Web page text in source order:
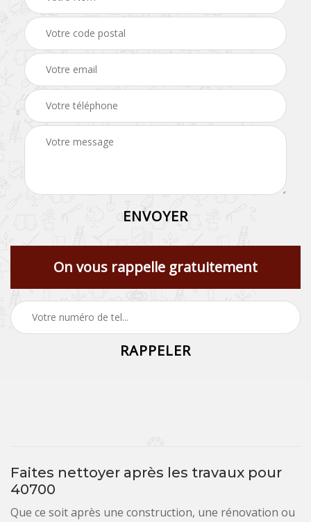
On vous rappelle gratuitement
Faites nettoyer après les travaux pour
40700
Que ce soit après une construction, une rénovation ou